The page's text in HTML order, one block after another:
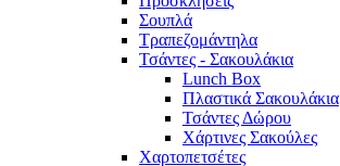
Σουπλά
Τραπεζομάντηλα
Τσάντες - Σακουλάκια
Lunch Box
Πλαστικά Σακουλάκια
Τσάντες Δώρου
Χάρτινες Σακούλες
Χαρτοπετσέτες